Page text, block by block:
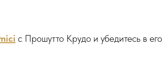
с Прошутто Крудо и убедитесь в его